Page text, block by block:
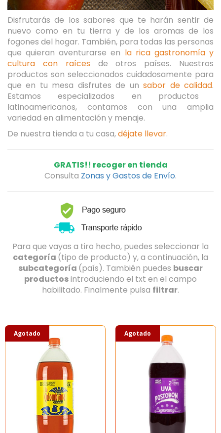
Disfrutarás de los sabores que te harán sentir de
nuevo como en tu tierra y de los aromas de los
fogones del hogar. También, para todas las personas
que quieran aventurarse en la rica gastronomía y
cultura con raíces de otros países. Nuestros
productos son seleccionados cuidadosamente para
que en tu mesa disfrutes de unsabor de calidad.
Estamos especializados en productos
latinoamericanos, contamos con una amplia
variedad en alimentación y menaje.
De nuestra tienda a tu casa,déjate llevar.
GRATIS!! recoger en tienda
Consulta Zonas y Gastos de Envío.
Para que vayas a tiro hecho, puedes seleccionar la
categoría (tipo de producto) y, a continuación, la
subcategoría (país). También puedes buscar
productosintroduciendo el txt en el campo
habilitado. Finalmente pulsa filtrar.
Agotado Agotado